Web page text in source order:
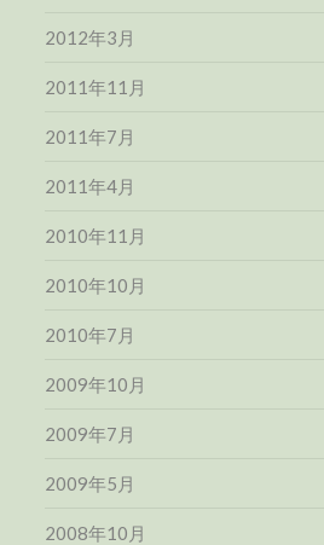
2012年3月
2011年11月
2011年7月
2011年4月
2010年11月
2010年10月
2010年7月
2009年10月
2009年7月
2009年5月
2008年10月